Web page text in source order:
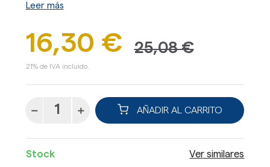
Leer más
16,30 € 25,08 €
21% de IVA incluido.
AÑADIR AL CARRITO
Stock Ver similares